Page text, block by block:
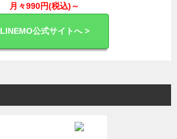
月々990円(税込)～
LINEMO公式サイトへ >